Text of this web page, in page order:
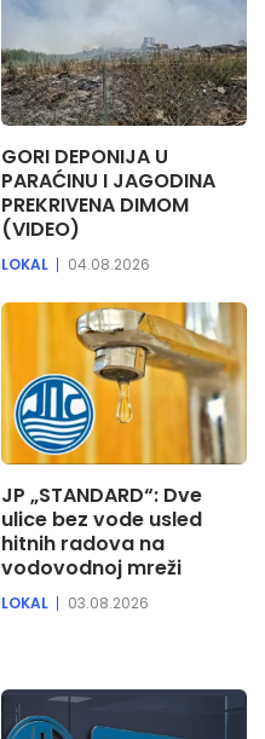
GORI DEPONIJA U
PARAĆINU I JAGODINA
PREKRIVENA DIMOM
(VIDEO)
LOKAL 04.08.2026
JP „STANDARD“: Dve
ulice bez vode usled
hitnih radova na
vodovodnoj mreži
LOKAL 03.08.2026